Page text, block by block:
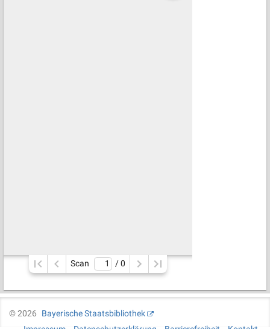
Scan / 0
©2026
Bayerische Staatsbibliothek